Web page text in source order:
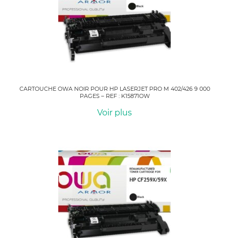
CARTOUCHE OWA NOIR POUR HP LASERJET PRO M 402/426 9 000
PAGES – REF : K15871OW
Voir plus